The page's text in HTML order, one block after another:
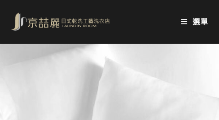
content
選單